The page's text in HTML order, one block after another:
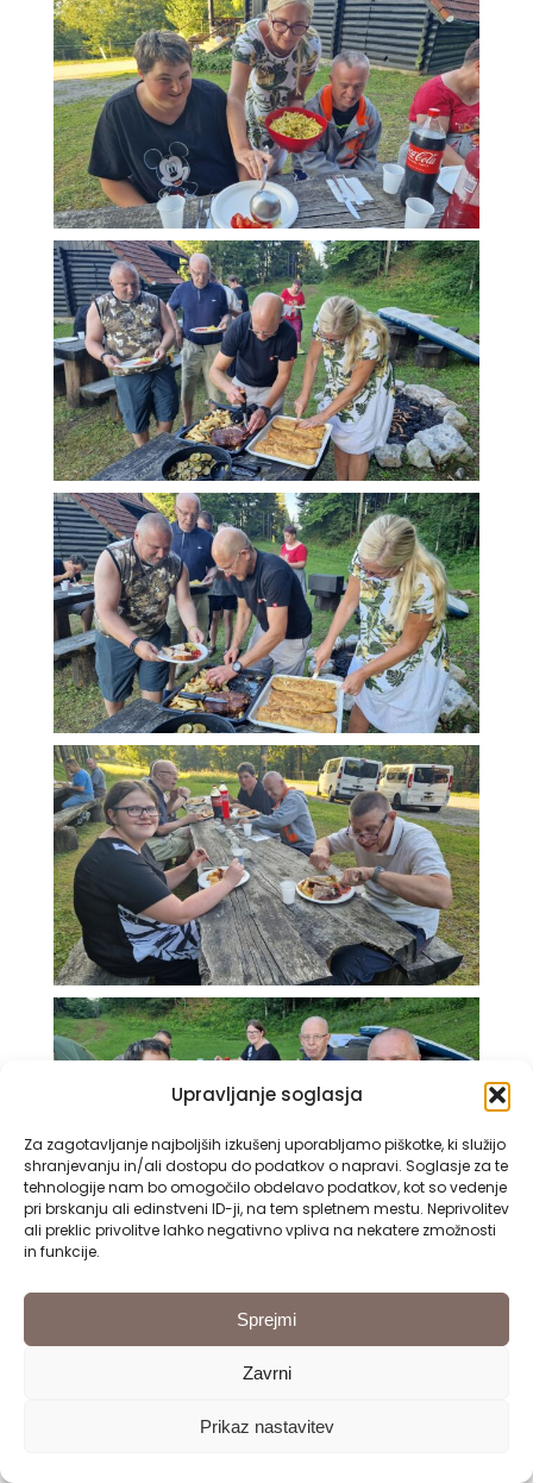
Upravljanje soglasja
Za zagotavljanje najboljših izkušenj uporabljamo piškotke, ki služijo
shranjevanju in/ali dostopu do podatkov o napravi. Soglasje za te
tehnologije nam bo omogočilo obdelavo podatkov, kot so vedenje
pri brskanju ali edinstveni ID-ji, na tem spletnem mestu. Neprivolitev
ali preklic privolitve lahko negativno vpliva na nekatere zmožnosti
in funkcije.
Sprejmi
Zavrni
Prikaz nastavitev